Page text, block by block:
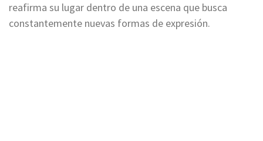
reafirma su lugar dentro de una escena que busca
constantemente nuevas formas de expresión.